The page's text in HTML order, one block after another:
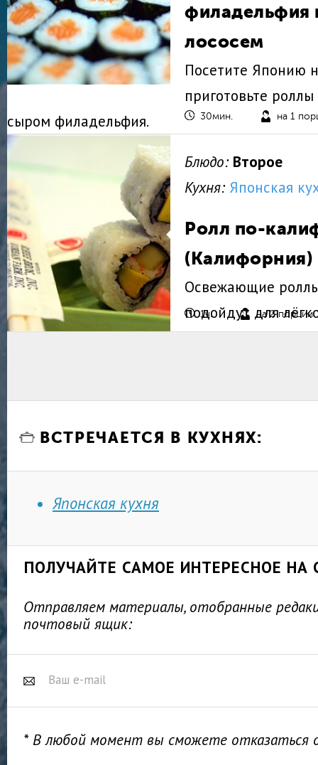
филадельфия
лососем
Посетите Японию
приготовьте
сыром филадельфия.
30мин. на 1
Блюдо: Второе
Кухня: Японская
Ролл по-
(Калифорния)
Освежающие
подойдут для
1ч. на 2 порции
ВСТРЕЧАЕТСЯ В КУХНЯХ:
Японская кухня
ПОЛУЧАЙТЕ САМОЕ ИНТЕРЕСНОЕ НА
Отправляем материалы, отобранные
почтовый ящик:
* В любой момент вы сможете отказаться